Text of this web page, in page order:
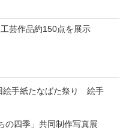
芸作品約150点を展示
絵手紙たなばた祭り 絵手
の四季」共同制作写真展